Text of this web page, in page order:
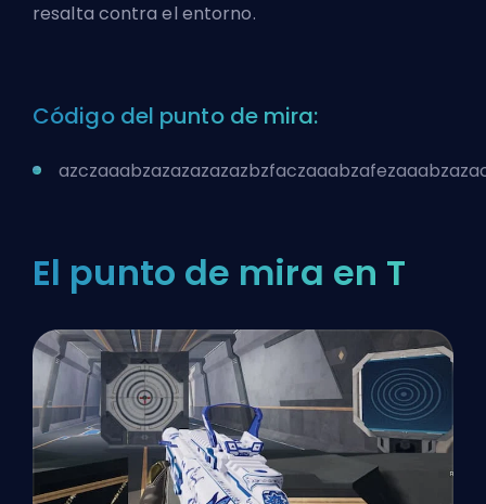
resalta contra el entorno.
Código del punto de mira:
El punto de mira en T